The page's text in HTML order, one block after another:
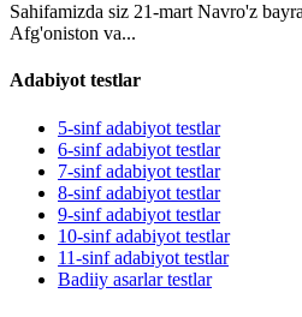
Sahifamizda siz 21-mart Navro'z
Afg'oniston va...
Adabiyot testlar
5-sinf adabiyot testlar
6-sinf adabiyot testlar
7-sinf adabiyot testlar
8-sinf adabiyot testlar
9-sinf adabiyot testlar
10-sinf adabiyot testlar
11-sinf adabiyot testlar
Badiiy asarlar testlar